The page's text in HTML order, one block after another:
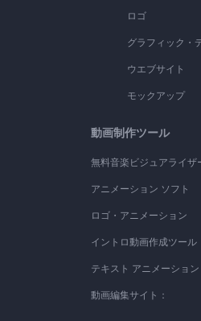
ロゴ
グラフィック・
ウエブサイト
モックアップ
動画制作ツール
無料音楽ビジュアライザ
アニメーション ソフト
ロゴ・アニメーション
イントロ動画作成ツール
テキスト アニメーショ
動画編集サイト：